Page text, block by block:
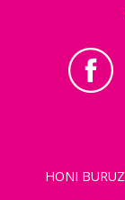
HONI BURUZ